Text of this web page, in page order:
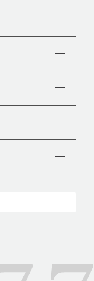
れる、明るく清潔
上品な印象を演出
きます。 節のリ
竹の内装
具など、さまざま
る場合はパネル化
可能です。 竹を
相談ください。